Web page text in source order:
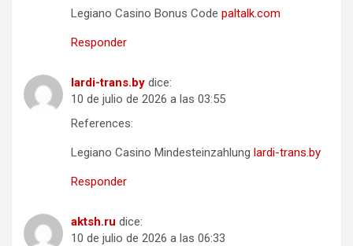
Legiano Casino Bonus Code paltalk.com
Responder
lardi-trans.by dice:
10 de julio de 2026 a las 03:55
References:
Legiano Casino Mindesteinzahlung lardi-trans.by
Responder
aktsh.ru dice:
10 de julio de 2026 a las 06:33